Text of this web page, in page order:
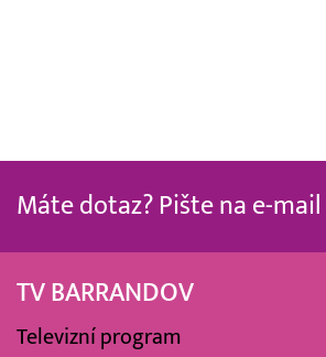
Máte dotaz? Pište na e-mail
TV BARRANDOV
Televizní program